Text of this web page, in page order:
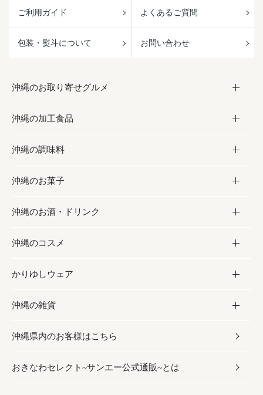
ご利用ガイド よくあるご質問
包装・熨斗について お問い合わせ
沖縄のお取り寄せグルメ
お取り寄せグルメ
フルーツ・野菜
お肉
海産物
沖縄の加工食品
加工食品
缶詰／パウチ
沖縄料理
沖縄そば／乾麺
レトルト食品
乾物／粉類
沖縄の調味料
調味料
砂糖／黒砂糖
塩
お酢／ドレッシング
しょうゆ
みそ
だし／スパイス／島唐辛子
沖縄のお菓子
お菓子
黒糖
ちんすこう
伝統菓子
スナック
おつまみ
沖縄のお酒・ドリンク
お酒・ドリンク
泡盛
ビール・チューハイ
ワイン・ウィスキー・カクテル
ドリンク
沖縄のコスメ
コスメ
スキンケア
ボディケア
ヘアケア
かりゆしウェア
かりゆしウェア
メンズ
レディース
沖縄の雑貨
雑貨
沖縄ファッション
沖縄県内のお客様はこちら
おきなわセレクト~サンエー公式通販~とは